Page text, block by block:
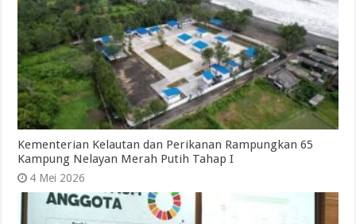
Kementerian Kelautan dan Perikanan Rampungkan 65
Kampung Nelayan Merah Putih Tahap I
4 Mei 2026